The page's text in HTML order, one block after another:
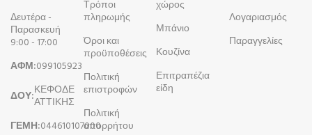
Δευτέρα -
Παρασκευή
9:00 - 17:00
ΑΦΜ:099105923
ΔΟΥ:ΚΕΦΟΔΕ
ΑΤΤΙΚΗΣ
ΓΕΜΗ:044610107000
Τρόποι
πληρωμής
Όροι και
προϋποθέσεις
Πολιτική
επιστροφών
Πολιτική
απορρήτου
χώρος
Μπάνιο
Κουζίνα
Επιτραπέζια
είδη
Λογαριασμός
Παραγγελίες